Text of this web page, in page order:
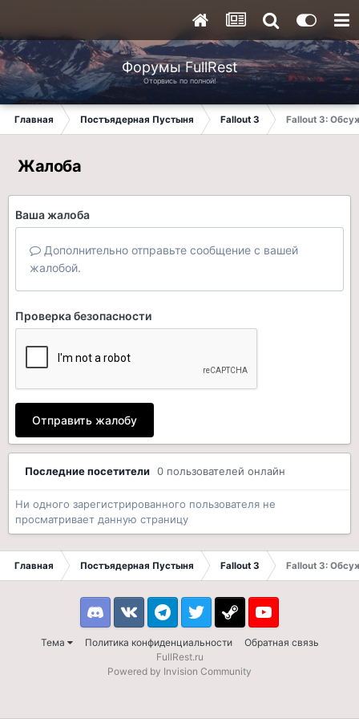
Форумы FullRest
Оторвись по полной!
Главная Постъядерная Пустыня Fallout 3 Fallout 3:
Жалоба
Ваша жалоба
Дополнительно отправьте сообщение с вашей
жалобой.
Проверка безопасности
Отправить жалобу
Последние посетители 0 пользователей онлайн
Ни одного зарегистрированного пользователя не
просматривает данную страницу
Главная Постъядерная Пустыня Fallout 3 Fallout 3:
Тема Политика конфиденциальности Обратная связь
DiscordVK TelegramTwitter Steam Youtube
FullRest.ru
Powered by Invision Community